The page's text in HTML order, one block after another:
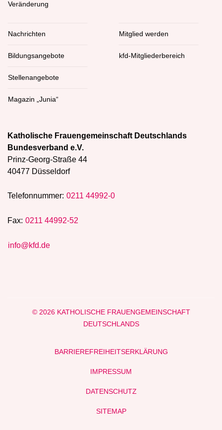
Veränderung
Nachrichten
Bildungsangebote
Stellenangebote
Magazin „Junia“
Mitglied werden
kfd-Mitgliederbereich
Katholische Frauengemeinschaft Deutschlands
Bundesverband e.V.
Prinz-Georg-Straße 44
40477 Düsseldorf
Telefonnummer: 0211 44992-0
Fax: 0211 44992-52
info@kfd.de
© 2026 KATHOLISCHE FRAUENGEMEINSCHAFT
DEUTSCHLANDS
BARRIEREFREIHEITSERKLÄRUNG
IMPRESSUM
DATENSCHUTZ
SITEMAP